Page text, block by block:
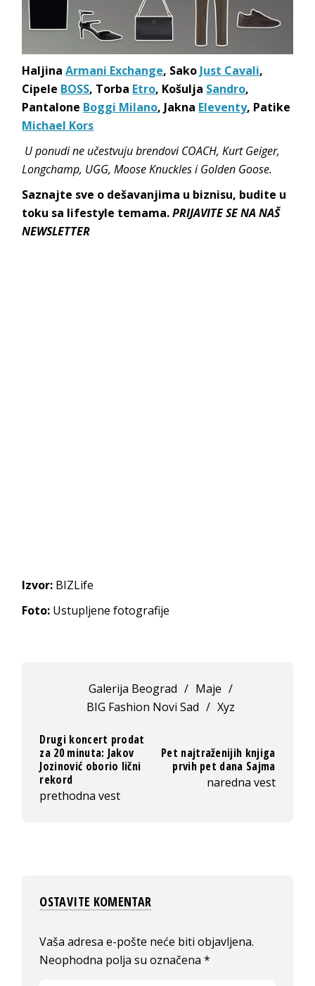
HaljinaArmani Exchange, SakoJust Cavali,
Cipele BOSS, Torba Etro, Košulja Sandro,
Pantalone Boggi Milano, Jakna Eleventy, Patike
Michael Kors
U ponudi ne učestvuju brendovi COACH, Kurt Geiger,
Longchamp, UGG, Moose Knuckles i Golden Goose.
Saznajte sve o dešavanjima u biznisu, budite u
toku sa lifestyle temama.PRIJAVITE SE NA NAŠ
NEWSLETTER
Izvor: BIZLife
Foto: Ustupljene fotografije
Galerija Beograd / Maje /
BIG Fashion Novi Sad / Xyz
Drugi koncert prodat
za 20 minuta: Jakov
Jozinović oborio lični
rekord
prethodna vest
Pet najtraženijih knjiga
prvih pet dana Sajma
naredna vest
OSTAVITE KOMENTAR
Vaša adresa e-pošte neće biti objavljena.
Neophodna polja su označena*